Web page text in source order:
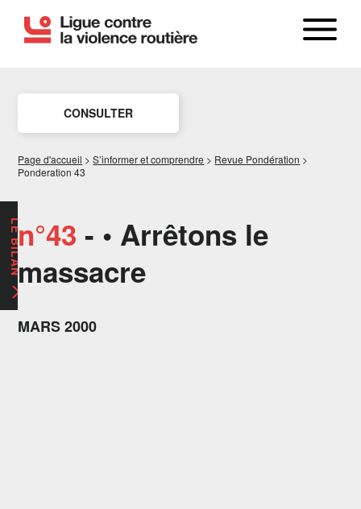
CONSULTER
Page d'accueil >S’informer et comprendre > Revue Pondération >
Ponderation 43
n°43 - • Arrêtons le
massacre
MARS 2000
LE BILAN